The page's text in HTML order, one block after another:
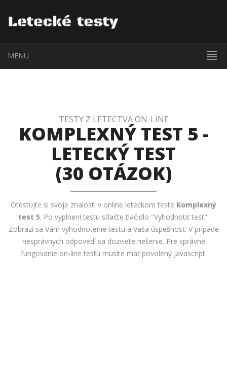
MENU
TESTY Z LETECTVA ON-LINE
KOMPLEXNÝ TEST 5 -
LETECKÝ TEST
(30 OTÁZOK)
Otestujte si svoje znalosti v online leteckom teste Komplexný
test 5. Po vyplnení testu stlačte tlačidlo "Vyhodnotiť test".
Zobrazí sa Vám vyhodnotenie testu a Vaša úspešnosť. V prípade
nesprávnych odpovedí sa dozviete riešenie. Pre správne
fungovanie on-line testu musíte mať povolený javascript.